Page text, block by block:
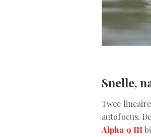
Snelle,
Twee
autofocus.
Alpha 9 III